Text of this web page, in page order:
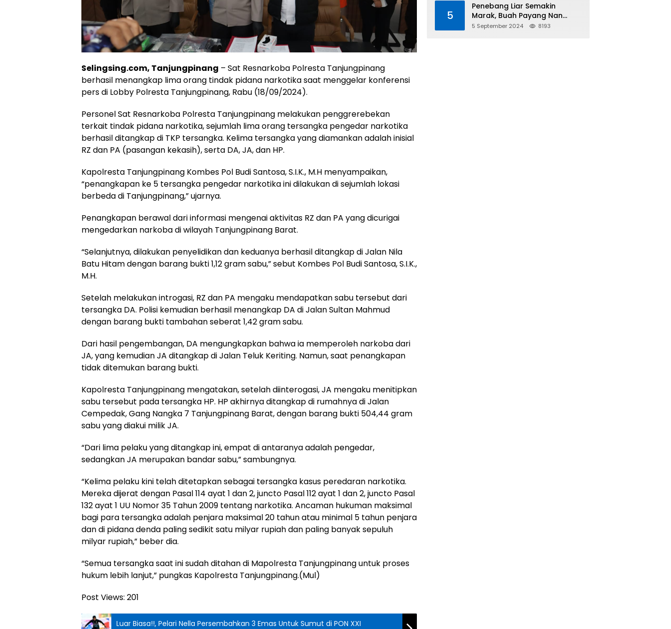
Selingsing.com, Tanjungpinang – Sat Resnarkoba Polresta Tanjungpinang
berhasil menangkap lima orang tindak pidana narkotika saat menggelar konferensi
pers di Lobby Polresta Tanjungpinang, Rabu (18/09/2024).
Personel Sat Resnarkoba Polresta Tanjungpinang melakukan penggrerebekan
terkait tindak pidana narkotika, sejumlah lima orang tersangka pengedar narkotika
berhasil ditangkap di TKP tersangka. Kelima tersangka yang diamankan adalah inisial
RZ dan PA (pasangan kekasih), serta DA, JA, dan HP.
Kapolresta Tanjungpinang Kombes Pol Budi Santosa, S.I.K., M.H menyampaikan,
“penangkapan ke 5 tersangka pengedar narkotika ini dilakukan di sejumlah lokasi
berbeda di Tanjungpinang,” ujarnya.
Penangkapan berawal dari informasi mengenai aktivitas RZ dan PA yang dicurigai
mengedarkan narkoba di wilayah Tanjungpinang Barat.
“Selanjutnya, dilakukan penyelidikan dan keduanya berhasil ditangkap di Jalan Nila
Batu Hitam dengan barang bukti 1,12 gram sabu,” sebut Kombes Pol Budi Santosa, S.I.K.,
M.H.
Setelah melakukan introgasi, RZ dan PA mengaku mendapatkan sabu tersebut dari
tersangka DA. Polisi kemudian berhasil menangkap DA di Jalan Sultan Mahmud
dengan barang bukti tambahan seberat 1,42 gram sabu.
Dari hasil pengembangan, DA mengungkapkan bahwa ia memperoleh narkoba dari
JA, yang kemudian JA ditangkap di Jalan Teluk Keriting. Namun, saat penangkapan
tidak ditemukan barang bukti.
Kapolresta Tanjungpinang mengatakan, setelah diinterogasi, JA mengaku menitipkan
sabu tersebut pada tersangka HP. HP akhirnya ditangkap di rumahnya di Jalan
Cempedak, Gang Nangka 7 Tanjungpinang Barat, dengan barang bukti 504,44 gram
sabu yang diakui milik JA.
“Dari lima pelaku yang ditangkap ini, empat di antaranya adalah pengedar,
sedangkan JA merupakan bandar sabu,” sambungnya.
“Kelima pelaku kini telah ditetapkan sebagai tersangka kasus peredaran narkotika.
Mereka dijerat dengan Pasal 114 ayat 1 dan 2, juncto Pasal 112 ayat 1 dan 2, juncto Pasal
132 ayat 1 UU Nomor 35 Tahun 2009 tentang narkotika. Ancaman hukuman maksimal
bagi para tersangka adalah penjara maksimal 20 tahun atau minimal 5 tahun penjara
dan di pidana denda paling sedikit satu milyar rupiah dan paling banyak sepuluh
milyar rupiah,” beber dia.
“Semua tersangka saat ini sudah ditahan di Mapolresta Tanjungpinang untuk proses
hukum lebih lanjut,” pungkas Kapolresta Tanjungpinang.(Mul)
Post Views: 201
Luar Biasa!!, Pelari Nella Persembahkan 3 Emas Untuk Sumut di PON XXI
5
Penebang Liar Semakin
Marak, Buah Payang Nan
Langka Pun Jadi Targetnya
5 September 2024 8193